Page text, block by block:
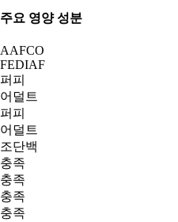
주요 영양 성분
AAFCO
FEDIAF
퍼피
어덜트
퍼피
어덜트
조단백
충족
충족
충족
충족